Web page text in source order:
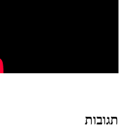
תגובות